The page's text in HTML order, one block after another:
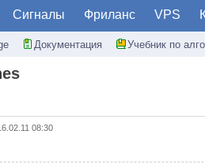
Сигналы Фриланс VPS
Документация Учебник по
08:30